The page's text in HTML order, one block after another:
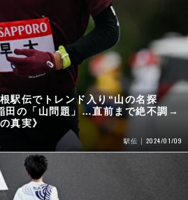
駅伝でトレンド入り“山の名探
田の「山問題」…直前まで絶不調→
真実》
駅伝 2024/01/09